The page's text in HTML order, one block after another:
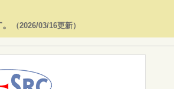
（2026/03/16更新）